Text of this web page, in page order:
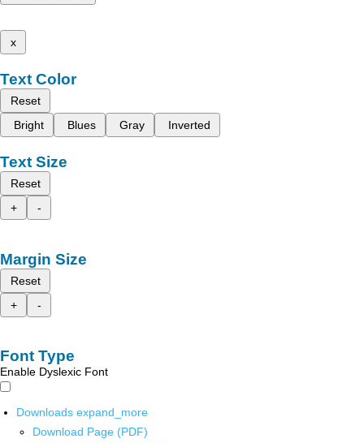
x
Text Color
Reset
Bright
Blues Gray Inverted
Text Size
Reset
+
-
Margin Size
Reset
+
-
Font Type
Enable Dyslexic Font
Downloads expand_more
Download Page (PDF)